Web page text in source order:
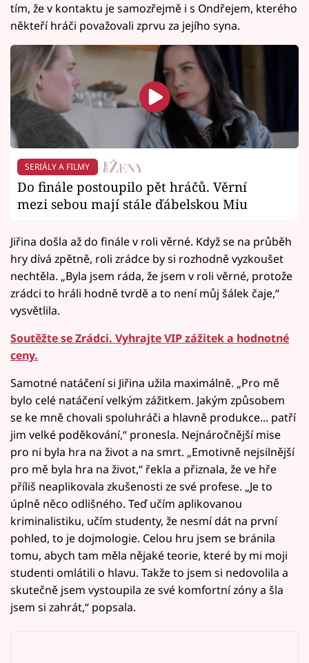
tím, že v kontaktu je samozřejmě i s Ondřejem, kterého
někteří hráči považovali zprvu za jejího syna.
SERIÁLY A FILMY
Do finále postoupilo pět hráčů. Věrní
mezi sebou mají stále ďábelskou Miu
Jiřina došla až do finále v roli věrné. Když se na průběh
hry dívá zpětně, roli zrádce by si rozhodně vyzkoušet
nechtěla. „Byla jsem ráda, že jsem v roli věrné, protože
zrádci to hráli hodně tvrdě a to není můj šálek čaje,“
vysvětlila.
Soutěžte se Zrádci. Vyhrajte VIP zážitek a hodnotné
ceny.
Samotné natáčení si Jiřina užila maximálně. „Pro mě
bylo celé natáčení velkým zážitkem. Jakým způsobem
se ke mně chovali spoluhráči a hlavně produkce... patří
jim velké poděkování,“ pronesla. Nejnáročnější mise
pro ni byla hra na život a na smrt. „Emotivně nejsilnější
pro mě byla hra na život,“ řekla a přiznala, že ve hře
příliš neaplikovala zkušenosti ze své profese. „Je to
úplně něco odlišného. Teď učím aplikovanou
kriminalistiku, učím studenty, že nesmí dát na první
pohled, to je dojmologie. Celou hru jsem se bránila
tomu, abych tam měla nějaké teorie, které by mi moji
studenti omlátili o hlavu. Takže to jsem si nedovolila a
skutečně jsem vystoupila ze své komfortní zóny a šla
jsem si zahrát,“ popsala.